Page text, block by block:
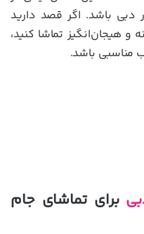
باشد. اگر قصد دارید
هیجان‌انگیز تماشا کنید،
برای تماشای جام